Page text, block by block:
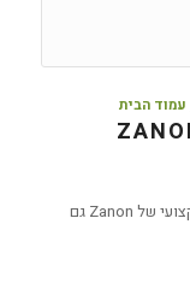
עמוד הבית
דור חדש של סוללות נטענות עבור ציוד הגיזום המקצועי של Zanon גם